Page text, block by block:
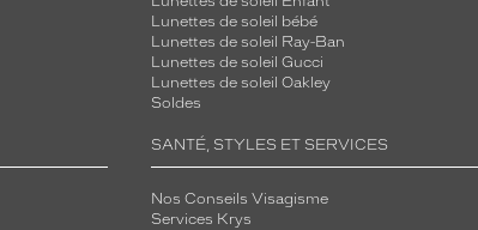
Lunettes de soleil bébé
Lunettes de soleil Ray-Ban
Lunettes de soleil Gucci
Lunettes de soleil Oakley
Soldes
SANTÉ, STYLES ET SERVICES
Nos Conseils Visagisme
Services Krys